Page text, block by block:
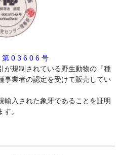
0 3 6 0 6 号
が規制されている野生動物の『種
事業者の認定を受けて販売してい
輸入された象牙であることを証明
。